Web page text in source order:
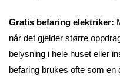
Gratis befaring elektriker:
når det gjelder større
belysning i hele huset eller
befaring brukes ofte som